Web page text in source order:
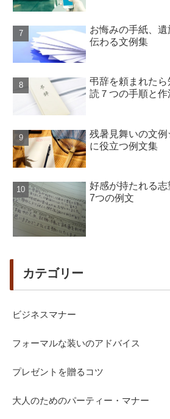
お悔みの手紙、
伝わる文例集
弔辞を頼まれた
読７つの手順と作
残暑見舞いの文
に役立つ例文集
好感が持たれる志
7つの例文
カテゴリー
ビジネスマナー
フォーマルな装いのアドバイス
プレゼントを贈るコツ
大人のためのパーティー・マナー